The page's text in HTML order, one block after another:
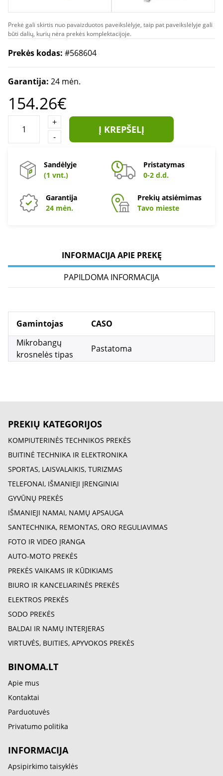
Prekė gali skirtis nuo pavaizduotos paveikslėlyje, taip pat paveikslėlyje gali
būti dalių, kurių nėra prekės komplektacijoje.
Prekės kodas: #568604
Garantija: 24 mėn.
154.26€
+
-
Į KREPŠELĮ
Sandėlyje
(1 vnt.)
Pristatymas
0-2 d.d.
Garantija
24 mėn.
Prekių atsiėmimas
Tavo mieste
INFORMACIJA APIE PREKĘ
PAPILDOMA INFORMACIJA
Gamintojas
CASO
Mikrobangų
krosnelės tipas
Pastatoma
PREKIŲ KATEGORIJOS
KOMPIUTERINĖS TECHNIKOS PREKĖS
BUITINĖ TECHNIKA IR ELEKTRONIKA
SPORTAS, LAISVALAIKIS, TURIZMAS
TELEFONAI, IŠMANIEJI ĮRENGINIAI
GYVŪNŲ PREKĖS
IŠMANIEJI NAMAI, NAMŲ APSAUGA
SANTECHNIKA, REMONTAS, ORO REGULIAVIMAS
FOTO IR VIDEO ĮRANGA
AUTO-MOTO PREKĖS
PREKĖS VAIKAMS IR KŪDIKIAMS
BIURO IR KANCELIARINĖS PREKĖS
ELEKTROS PREKĖS
SODO PREKĖS
BALDAI IR NAMŲ INTERJERAS
VIRTUVĖS, BUITIES, APYVOKOS PREKĖS
BINOMA.LT
Apie mus
Kontaktai
Parduotuvės
Privatumo politika
INFORMACIJA
Apsipirkimo taisyklės